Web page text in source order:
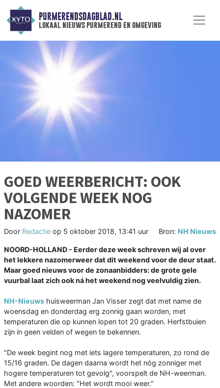
PURMERENDSDAGBLAD.NL
lokaal nieuws purmerend en omgeving
GOED WEERBERICHT: OOK
VOLGENDE WEEK NOG
NAZOMER
Door Redactie op 5 oktober 2018, 13:41 uur Bron: NH Nieuws
NOORD-HOLLAND - Eerder deze week schreven wij al over
het lekkere nazomerweer dat dit weekend voor de deur staat.
Maar goed nieuws voor de zonaanbidders: de grote gele
vuurbal laat zich ook ná het weekend nog veelvuldig zien.
NH-Nieuws huisweerman Jan Visser zegt dat met name de
woensdag en donderdag erg zonnig gaan worden, met
temperaturen die op kunnen lopen tot 20 graden. Herfstbuien
zijn in geen velden of wegen te bekennen.
"De week begint nog met iets lagere temperaturen, zo rond de
15/16 graden. De dagen daarna wordt het nóg zonniger met
hogere temperaturen tot gevolg", voorspelt de NH-weerman.
Met andere woorden: "Het wordt mooi weer."